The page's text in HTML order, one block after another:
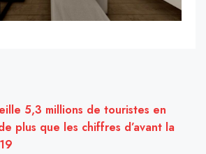
5,3 millions de touristes en
plus que les chiffres d’avant la